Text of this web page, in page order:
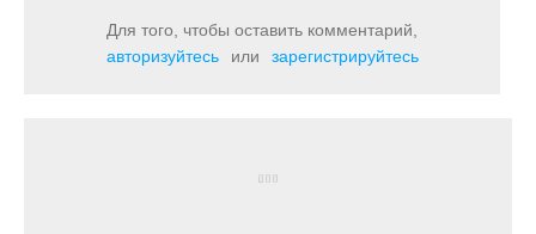
Для того, чтобы оставить комментарий,
авторизуйтесь
или зарегистрируйтесь